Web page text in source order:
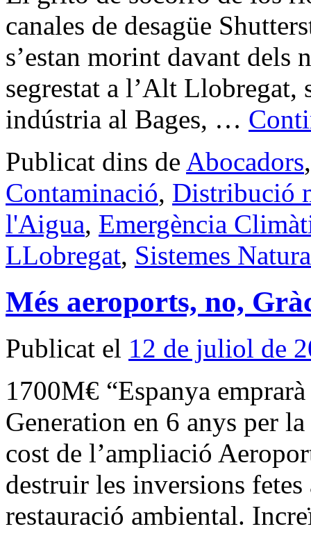
canales de desagüe
s’estan morint davant
segrestat a l’Alt Llobregat,
indústria al Bages, …
Publicat dins de Abocadors
Contaminació, Distribució
l'Aigua, Emergència
LLobregat, Sistemes
Més aeroports, no,
Publicat el 12 de juliol de
1700M€ “Espanya
Generation en 6 anys per
cost de l’ampliació
destruir les inversions
restauració ambiental.